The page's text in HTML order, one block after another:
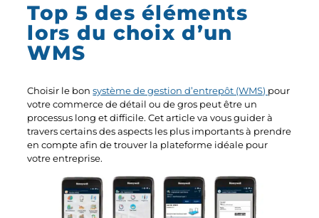
Top 5 des éléments
lors du choix d’un
WMS
Choisir le bonsystème de gestion d’entrepôt (WMS) pour
votre commerce de détail ou de gros peut être un
processus long et difficile. Cet article va vous guider à
travers certains des aspects les plus importants à prendre
en compte afin de trouver la plateforme idéale pour
votre entreprise.